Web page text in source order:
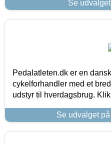
Se
Pedalatleten.dk er en
cykelforhandler med et
udstyr til hverdagsbrug.
Se udvalget